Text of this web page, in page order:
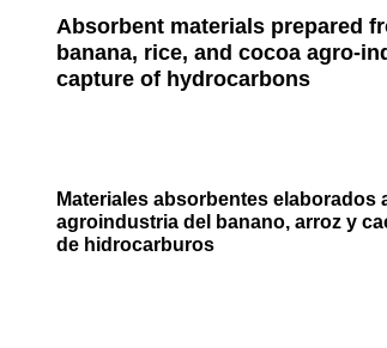
Absorbent materials prepared
banana, rice, and cocoa agro-
capture of hydrocarbons
Materiales absorbentes elaborados
agroindustria del banano, arroz y
de hidrocarburos